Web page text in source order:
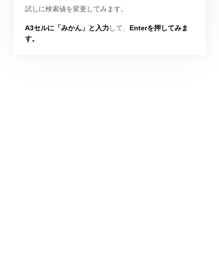
試しに検索値を変更してみます。
A3セルに「みかん」と入力 して、 Enterを押してみま
す。